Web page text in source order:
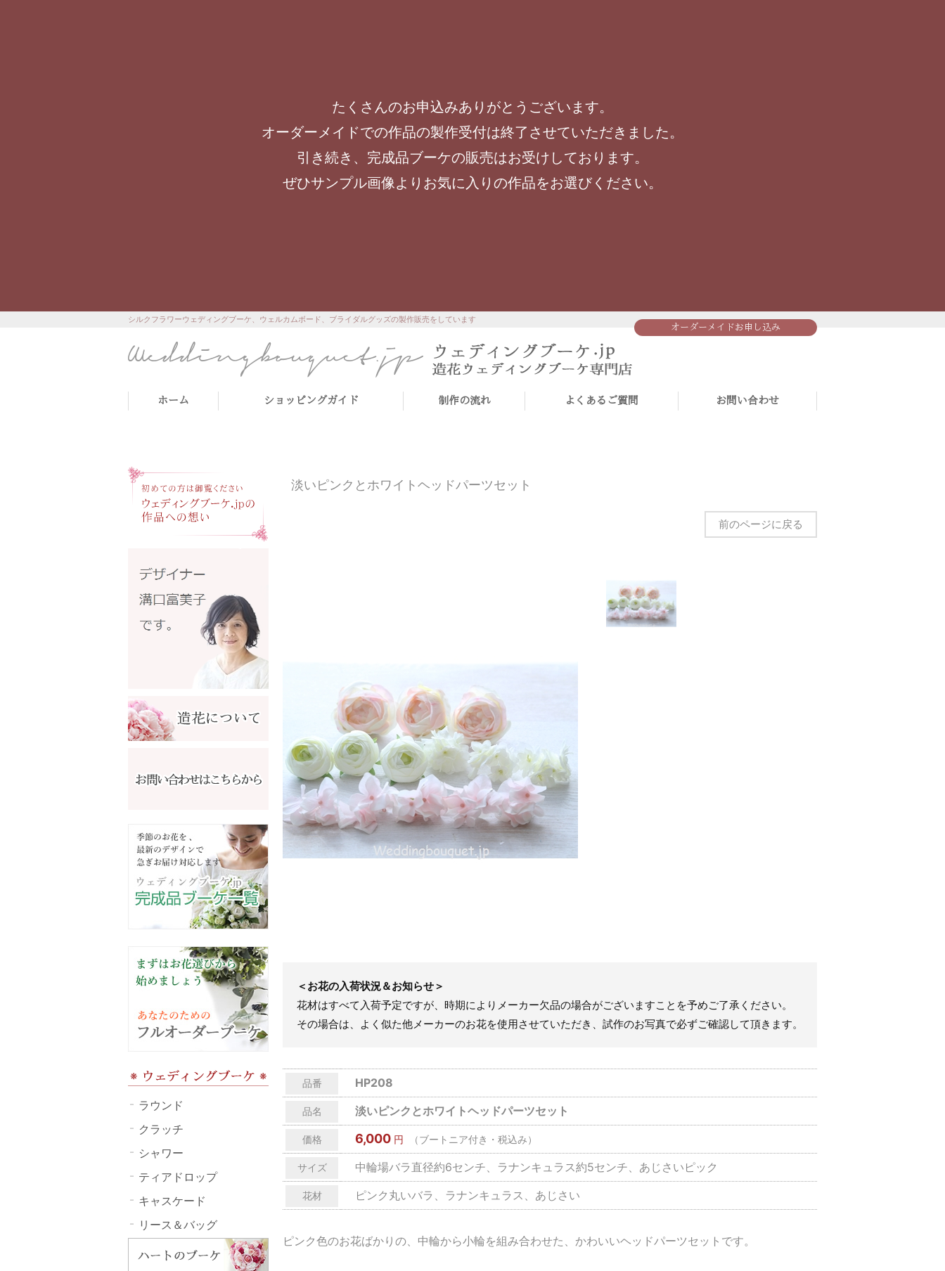
たくさんのお申込みありがとうございます。
オーダーメイドでの作品の製作受付は終了させていただきました。
引き続き、完成品ブーケの販売はお受けしております。
ぜひサンプル画像よりお気に入りの作品をお選びください。
シルクフラワーウェディングブーケ、ウェルカムボード、ブライダルグッズの製作販売をしています
ホーム ショッピングガイド 制作の流れ よくあるご質問 お問い合わせ
オーダーメイドお申し込み
淡いピンクとホワイトヘッドパーツセット
前のページに戻る
＜お花の入荷状況＆お知らせ＞
花材はすべて入荷予定ですが、時期によりメーカー欠品の場合がございますことを予めご了承ください。
その場合は、よく似た他メーカーのお花を使用させていただき、試作のお写真で必ずご確認して頂きます。
品番 HP208
品名 淡いピンクとホワイトヘッドパーツセット
価格 6,000 円 （ブートニア付き・税込み）
サイズ 中輪場バラ直径約6センチ、ラナンキュラス約5センチ、あじさいピック
花材 ピンク丸いバラ、ラナンキュラス、あじさい
ピンク色のお花ばかりの、中輪から小輪を組み合わせた、かわいいヘッドパーツセットです。
ラウンド
クラッチ
シャワー
ティアドロップ
キャスケード
リース＆バッグ